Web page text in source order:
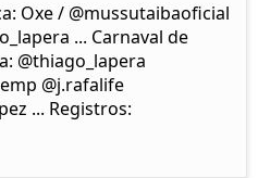
Oxe / @mussutaibaoficial
... Carnaval de
@thiago_lapera
@j.rafalife
... Registros: